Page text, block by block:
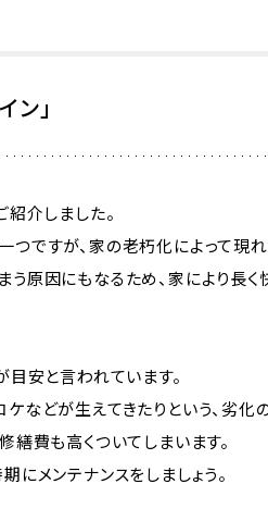
ン」
介しました。
ですが、家の老朽化によって現
原因にもなるため、家により長
安と言われています。
などが生えてきたりという、劣化
繕費も高くついてしまいます。
にメンテナンスをしましょう。